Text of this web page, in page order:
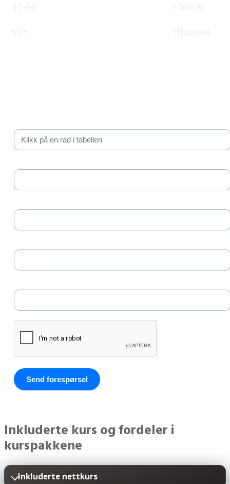
41–50 1 666 kr
50+ Tilpasses
Send forespørsel
Inkluderte kurs og fordeler i
kurspakkene
Inkluderte nettkurs